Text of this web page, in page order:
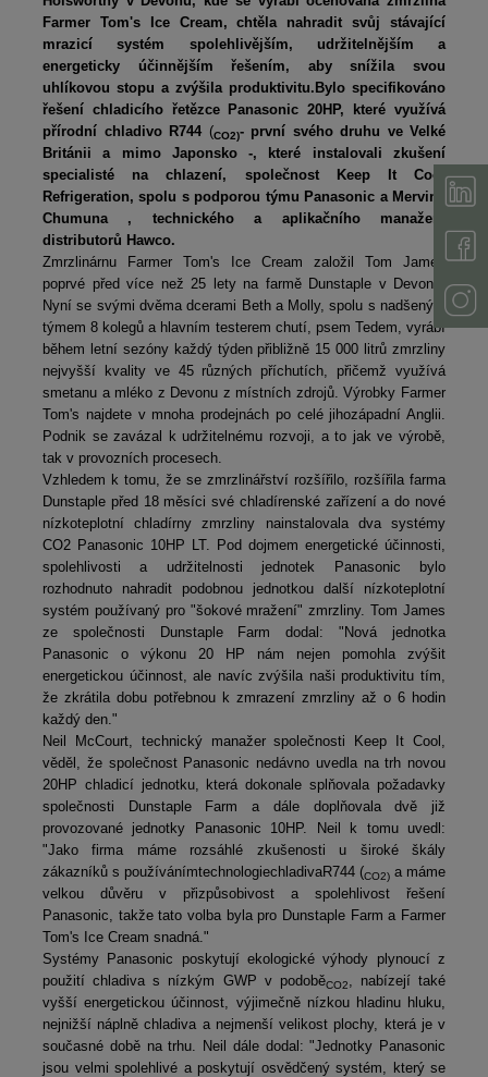
Farmer Tom's Ice Cream, chtěla nahradit svůj stávající
mrazicí systém spolehlivějším, udržitelnějším a
energeticky účinnějším řešením, aby snížila svou
uhlíkovou stopu a zvýšila produktivitu. Bylo specifikováno
řešení chladicího řetězce Panasonic 20HP, které využívá
přírodní chladivo R744 (CO2)- první svého druhu ve Velké
Británii a mimo Japonsko -, které instalovali zkušení
specialisté na chlazení, společnost Keep It Cool
Refrigeration, spolu s podporou týmu Panasonic a Mervina
Chumuna , technického a aplikačního manažera
distributorů Hawco.
Zmrzlinárnu Farmer Tom's Ice Cream založil Tom James
poprvé před více než 25 lety na farmě Dunstaple v Devonu.
Nyní se svými dvěma dcerami Beth a Molly, spolu s nadšeným
týmem 8 kolegů a hlavním testerem chutí, psem Tedem, vyrábí
během letní sezóny každý týden přibližně 15 000 litrů zmrzliny
nejvyšší kvality ve 45 různých příchutích, přičemž využívá
smetanu a mléko z Devonu z místních zdrojů. Výrobky Farmer
Tom's najdete v mnoha prodejnách po celé jihozápadní Anglii.
Podnik se zavázal k udržitelnému rozvoji, a to jak ve výrobě,
tak v provozních procesech.
Vzhledem k tomu, že se zmrzlinářství rozšířilo, rozšířila farma
Dunstaple před 18 měsíci své chladírenské zařízení a do nové
nízkoteplotní chladírny zmrzliny nainstalovala dva systémy
CO2 Panasonic 10HP LT. Pod dojmem energetické účinnosti,
spolehlivosti a udržitelnosti jednotek Panasonic bylo
rozhodnuto nahradit podobnou jednotkou další nízkoteplotní
systém používaný pro "šokové mražení" zmrzliny. Tom James
ze společnosti Dunstaple Farm dodal: "Nová jednotka
Panasonic o výkonu 20 HP nám nejen pomohla zvýšit
energetickou účinnost, ale navíc zvýšila naši produktivitu tím,
že zkrátila dobu potřebnou k zmrazení zmrzliny až o 6 hodin
každý den."
Neil McCourt, technický manažer společnosti Keep It Cool,
věděl, že společnost Panasonic nedávno uvedla na trh novou
20HP chladicí jednotku, která dokonale splňovala požadavky
společnosti Dunstaple Farm a dále doplňovala dvě již
provozované jednotky Panasonic 10HP. Neil k tomu uvedl:
"Jako firma máme rozsáhlé zkušenosti u široké škály
zákazníků s používánímtechnologiechladivaR744 (CO2) a máme
velkou důvěru v přizpůsobivost a spolehlivost řešení
Panasonic, takže tato volba byla pro Dunstaple Farm a Farmer
Tom's Ice Cream snadná."
Systémy Panasonic poskytují ekologické výhody plynoucí z
použití chladiva s nízkým GWP v podoběCO2, nabízejí také
vyšší energetickou účinnost, výjimečně nízkou hladinu hluku,
nejnižší náplně chladiva a nejmenší velikost plochy, která je v
současné době na trhu. Neil dále dodal: "Jednotky Panasonic
jsou velmi spolehlivé a poskytují osvědčený systém, který se